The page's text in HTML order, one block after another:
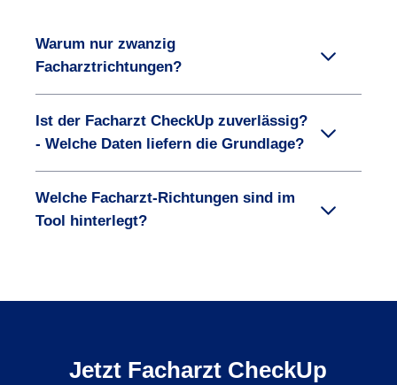
Warum nur zwanzig
Facharztrichtungen?
Ist der Facharzt CheckUp zuverlässig?
- Welche Daten liefern die Grundlage?
Welche Facharzt-Richtungen sind im
Tool hinterlegt?
Jetzt Facharzt CheckUp